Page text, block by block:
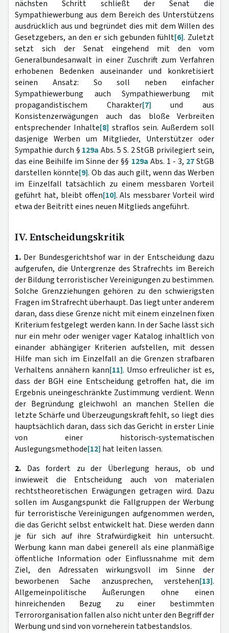
nächsten Schritt schließt der Senat die
Sympathiewerbung aus dem Bereich des Unterstützens
ausdrücklich aus und begründet dies mit dem Willen des
Gesetzgebers, an den er sich gebunden fühlt[6]. Zuletzt
setzt sich der Senat eingehend mit den vom
Generalbundesanwalt in einer Zuschrift zum Verfahren
erhobenen Bedenken auseinander und konkretisiert
seinen Ansatz: So soll neben einfacher
Sympathiewerbung auch Sympathiewerbung mit
propagandistischem Charakter[7] und aus
Konsistenzerwägungen auch das bloße Verbreiten
entsprechender Inhalte[8] straflos sein. Außerdem soll
dasjenige Werben um Mitglieder, Unterstützer oder
Sympathie durch § 129a Abs. 5 S. 2 StGB privilegiert sein,
das eine Beihilfe im Sinne der §§ 129a Abs. 1 - 3, 27StGB
darstellen könnte[9]. Ob das auch gilt, wenn das Werben
im Einzelfall tatsächlich zu einem messbaren Vorteil
geführt hat, bleibt offen[10]. Als messbarer Vorteil wird
etwa der Beitritt eines neuen Mitglieds angeführt.
IV. Entscheidungskritik
1. Der Bundesgerichtshof war in der Entscheidung dazu
aufgerufen, die Untergrenze des Strafrechts im Bereich
der Bildung terroristischer Vereinigungen zu bestimmen.
Solche Grenzziehungen gehören zu den schwierigsten
Fragen im Strafrecht überhaupt. Das liegt unter anderem
daran, dass diese Grenze nicht mit einem einzelnen fixen
Kriterium festgelegt werden kann. In der Sache lässt sich
nur ein mehr oder weniger vager Katalog inhaltlich von
einander abhängiger Kriterien aufstellen, mit dessen
Hilfe man sich im Einzelfall an die Grenzen strafbaren
Verhaltens annähern kann[11]. Umso erfreulicher ist es,
dass der BGH eine Entscheidung getroffen hat, die im
Ergebnis uneingeschränkte Zustimmung verdient. Wenn
der Begründung gleichwohl an manchen Stellen die
letzte Schärfe und Überzeugungskraft fehlt, so liegt dies
hauptsächlich daran, dass sich das Gericht in erster Linie
von einer historisch-systematischen
Auslegungsmethode[12] hat leiten lassen.
2. Das fordert zu der Überlegung heraus, ob und
inwieweit die Entscheidung auch von materialen
rechtstheoretischen Erwägungen getragen wird. Dazu
sollen im Ausgangspunkt die Fallgruppen der Werbung
für terroristische Vereinigungen aufgenommen werden,
die das Gericht selbst entwickelt hat. Diese werden dann
je für sich auf ihre Strafwürdigkeit hin untersucht.
Werbung kann man dabei generell als eine planmäßige
öffentliche Information oder Einflussnahme mit dem
Ziel, den Adressaten wirkungsvoll im Sinne der
beworbenen Sache anzusprechen, verstehen[13].
Allgemeinpolitische Äußerungen ohne einen
hinreichenden Bezug zu einer bestimmten
Terrororganisation fallen also nicht unter den Begriff der
Werbung und sind von vorneherein tatbestandslos.